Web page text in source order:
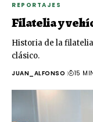
REPORTAJES
Filatelia y
Historia de la
clásico.
JUAN_ALFONSO 15